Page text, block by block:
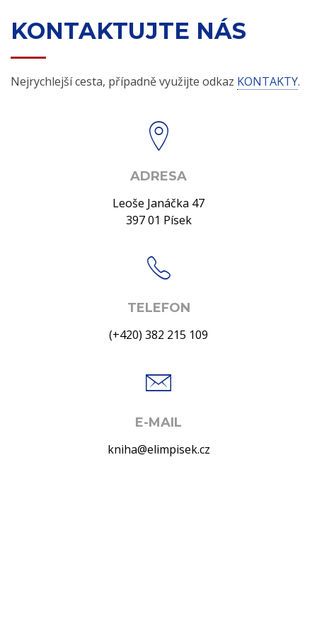
KONTAKTUJTE NÁS
Nejrychlejší cesta, případně využijte odkaz KONTAKTY.
ADRESA
Leoše Janáčka 47
397 01 Písek
TELEFON
(+420) 382 215 109
E-MAIL
kniha@elimpisek.cz